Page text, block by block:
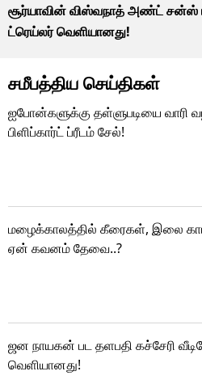
சூர்யாவின் விஸ்வநாத் அண்ட் சன்ஸ்
ட்ரெய்லர் வெளியானது!
சமீபத்திய செய்திகள்
ஐபோன்களுக்கு தள்ளுபடியை வாரி
பிளிப்கார்ட் ப்ரீடம் சேல்!
மழைக்காலத்தில் கீரைகள், இலை
ஏன் கவனம் தேவை..?
ஜன நாயகன் பட தளபதி கச்சேரி
வெளியானது!